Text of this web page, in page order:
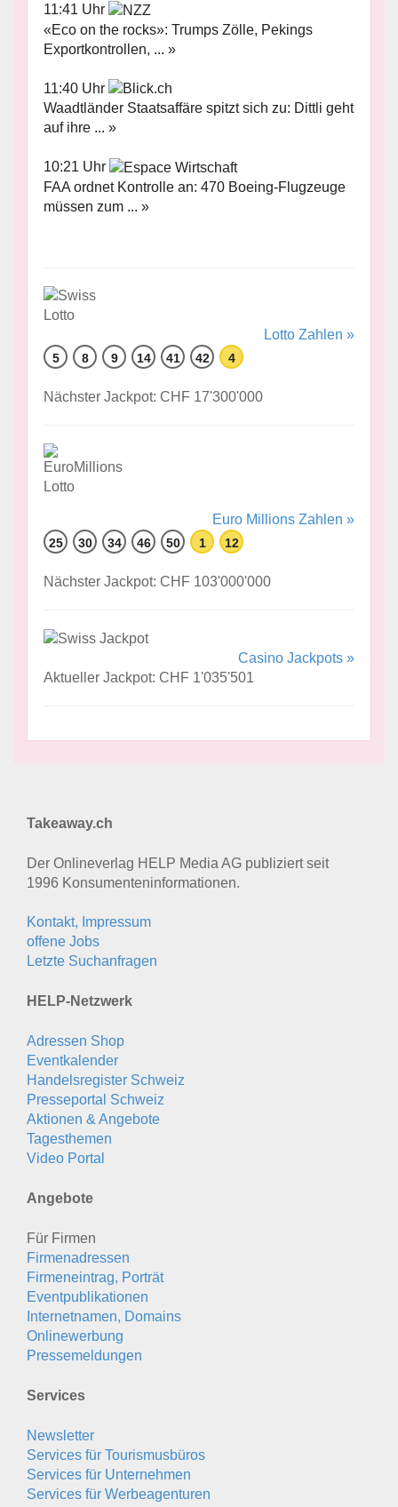
11:41 Uhr
«Eco on the rocks»: Trumps Zölle, Pekings
Exportkontrollen, ... »
11:40 Uhr
Waadtländer Staatsaffäre spitzt sich zu: Dittli geht
auf ihre ... »
10:21 Uhr
FAA ordnet Kontrolle an: 470 Boeing-Flugzeuge
müssen zum ... »
Lotto Zahlen »
5 8 9 14 41 42 4
Nächster Jackpot: CHF 17'300'000
Euro Millions Zahlen »
25 30 34 46 50 1 12
Nächster Jackpot: CHF 103'000'000
Casino Jackpots »
Aktueller Jackpot: CHF 1'035'501
Takeaway.ch
Der Onlineverlag HELP Media AG publiziert seit
1996 Konsumenten­informationen.
Kontakt, Impressum
offene Jobs
Letzte Suchanfragen
HELP-Netzwerk
Adressen Shop
Eventkalender
Handelsregister Schweiz
Presseportal Schweiz
Aktionen & Angebote
Tagesthemen
Video Portal
Angebote
Für Firmen
Firmenadressen
Firmeneintrag, Porträt
Eventpublikationen
Internetnamen, Domains
Onlinewerbung
Pressemeldungen
Services
Newsletter
Services für Tourismusbüros
Services für Unternehmen
Services für Werbeagenturen